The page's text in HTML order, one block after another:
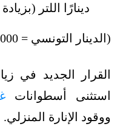
دينارًا اللتر (بزيادة 100 مليم للتر).
(الدينار التونسي = 1000 مليم = 0.34 دولارًا أميركيًا)
القرار الجديد في
استثنى أسطوانات
ووقود الإنارة المنزلي.